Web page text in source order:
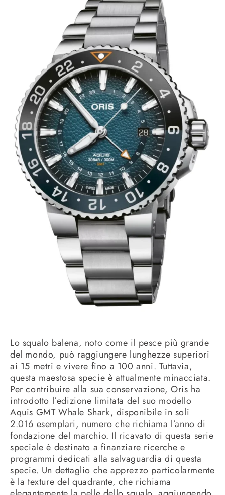
Lo squalo balena, noto come il pesce più grande
del mondo, può raggiungere lunghezze superiori
ai 15 metri e vivere fino a 100 anni. Tuttavia,
questa maestosa specie è attualmente minacciata.
Per contribuire alla sua conservazione, Oris ha
introdotto l’edizione limitata del suo modello
Aquis GMT Whale Shark, disponibile in soli
2.016 esemplari, numero che richiama l’anno di
fondazione del marchio. Il ricavato di questa serie
speciale è destinato a finanziare ricerche e
programmi dedicati alla salvaguardia di questa
specie. Un dettaglio che apprezzo particolarmente
è la texture del quadrante, che richiama